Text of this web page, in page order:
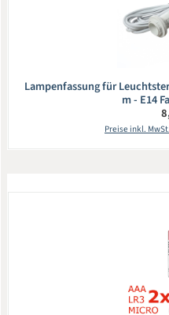
Lampenfassung für
m - E14
Preise inkl.